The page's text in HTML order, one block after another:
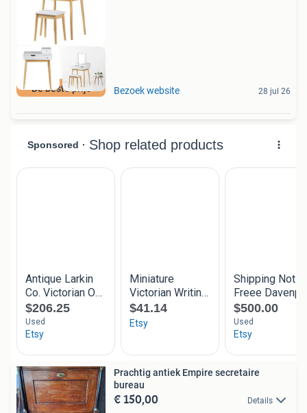
De beste prijs Bezoek website 28 jul 26
Prachtig antiek Empire secretaire
bureau
€ 150,00 Details